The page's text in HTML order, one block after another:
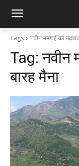
Tags नवीन ममगाईँ का
Tag:नवीन
बारह मैना